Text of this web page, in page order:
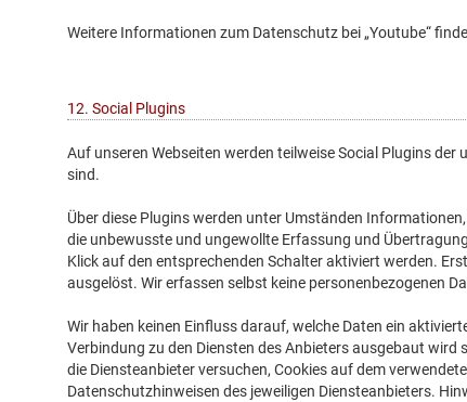
Weitere Informationen zum Datenschutz bei „Youtube“
12. Social Plugins
Auf unseren Webseiten werden teilweise Social Plugins
sind.
Über diese Plugins werden unter Umständen
die unbewusste und ungewollte Erfassung und
Klick auf den entsprechenden Schalter aktiviert werden.
ausgelöst. Wir erfassen selbst keine personenbezogenen
Wir haben keinen Einfluss darauf, welche Daten ein
Verbindung zu den Diensten des Anbieters ausgebaut
die Diensteanbieter versuchen, Cookies auf dem
Datenschutzhinweisen des jeweiligen Diensteanbieters.